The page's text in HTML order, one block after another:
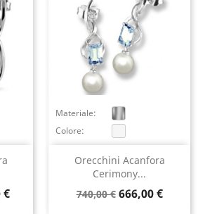
€
Orecchini Acanfora
Cerimony...
Prezzo
740,00 € Prezzo
666,00 €
Materiale:
Colore:
×
in to save products in your
Accedi